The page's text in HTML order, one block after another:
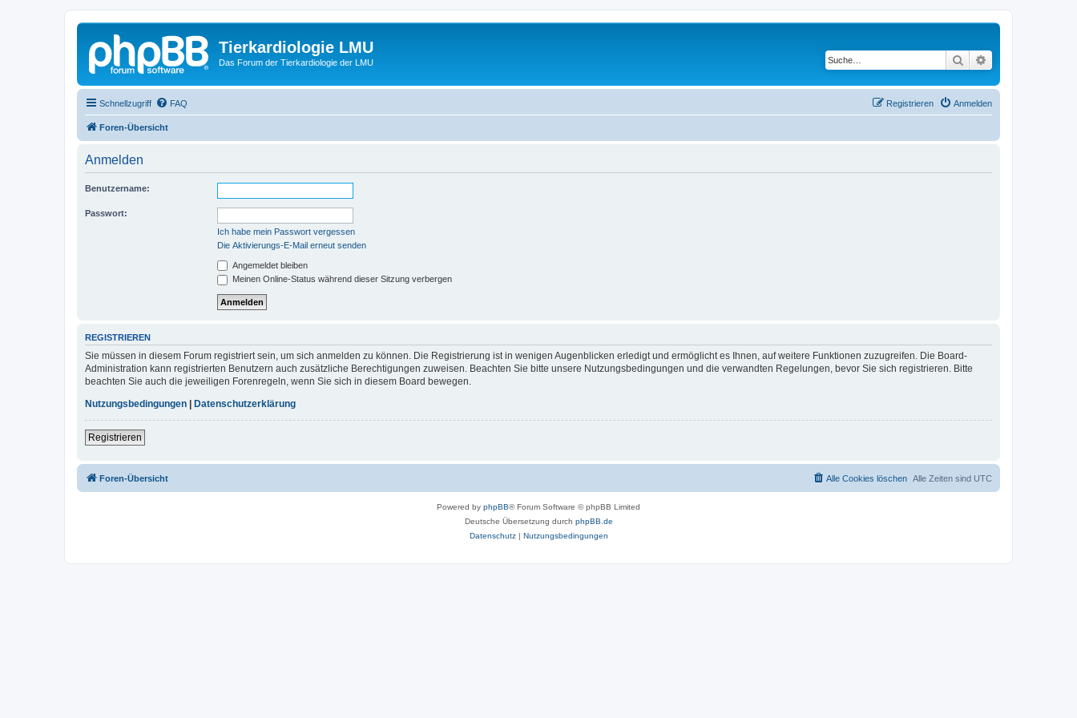
Tierkardiologie LMU
Das Forum der Tierkardiologie der LMU Suche
Schnellzugriff FAQ Anmelden
Registrieren
Foren-Übersicht
Anmelden
Benutzername:
Passwort:
Ich habe mein Passwort vergessen
Die Aktivierungs-E-Mail erneut senden
Angemeldet bleiben
Meinen Online-Status während dieser Sitzung verbergen
REGISTRIEREN
Sie müssen in diesem Forum registriert sein, um sich anmelden zu können. Die Registrierung ist in wenigen Augenblicken erledigt und ermöglicht es Ihnen, auf weitere Funktionen zuzugreifen. Die Board-
Administration kann registrierten Benutzern auch zusätzliche Berechtigungen zuweisen. Beachten Sie bitte unsere Nutzungsbedingungen und die verwandten Regelungen, bevor Sie sich registrieren. Bitte
beachten Sie auch die jeweiligen Forenregeln, wenn Sie sich in diesem Board bewegen.
Nutzungsbedingungen
Datenschutzerklärung
Registrieren
Foren-Übersicht Alle Zeiten sind UTC
Alle Cookies löschen
Powered by phpBB® Forum Software © phpBB Limited
Deutsche Übersetzung durch phpBB.de
Datenschutz| Nutzungsbedingungen